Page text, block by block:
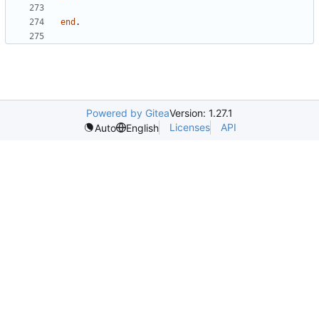
end .
Powered by GiteaVersion: 1.27.1
Auto
English Licenses API